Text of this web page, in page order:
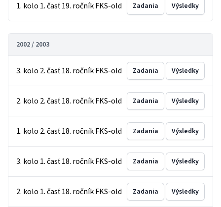
1. kolo 1. časť 19. ročník FKS-old Zadania Výsledky
2002 / 2003
3. kolo 2. časť 18. ročník FKS-old Zadania Výsledky
2. kolo 2. časť 18. ročník FKS-old Zadania Výsledky
1. kolo 2. časť 18. ročník FKS-old Zadania Výsledky
3. kolo 1. časť 18. ročník FKS-old Zadania Výsledky
2. kolo 1. časť 18. ročník FKS-old Zadania Výsledky